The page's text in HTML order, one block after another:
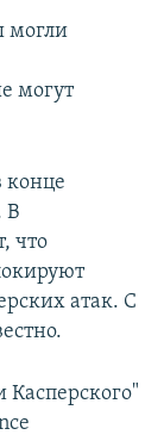
могли
могут
конце
В
что
атак. С
Касперского"